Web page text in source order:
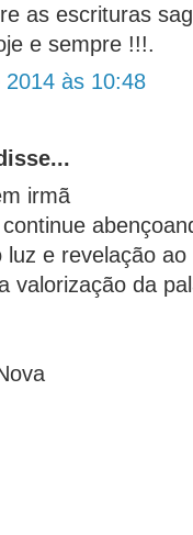
as escrituras
e sempre !!!.
às 10:48
irmã
e revelação
valorização da